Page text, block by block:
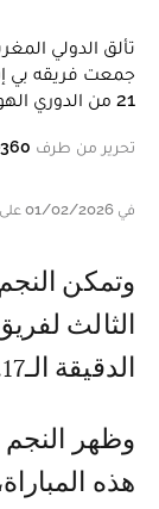
تألق الدولي
جمعت فريقه بي
21 من الدوري الهولندي لكرة القدم.
تحرير من طرف
في 01/02/2026 على الساعة 20:30
وتمكن النجم المغربي من تسجل هدف
الثالث
الدقيقة الـ17.
وظهر
هذه